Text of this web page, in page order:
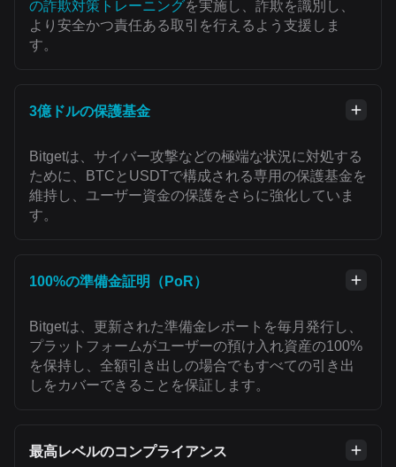
の詐欺対策トレーニングを実施し、詐欺を識別し、
より安全かつ責任ある取引を行えるよう支援しま
す。
3億ドルの保護基金
Bitgetは、サイバー攻撃などの極端な状況に対処する
ために、BTCとUSDTで構成される専用の保護基金を
維持し、ユーザー資金の保護をさらに強化していま
す。
100%の準備金証明（PoR）
Bitgetは、更新された準備金レポートを毎月発行し、
プラットフォームがユーザーの預け入れ資産の100%
を保持し、全額引き出しの場合でもすべての引き出
しをカバーできることを保証します。
最高レベルのコンプライアンス